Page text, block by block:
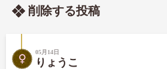
削除する投稿
05月14日
りょうこ